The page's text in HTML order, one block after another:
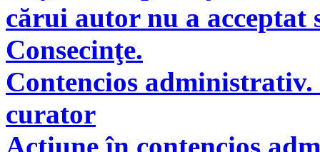
cărui autor nu a acceptat
Consecinţe.
Contencios
curator
Acţiune în contencios